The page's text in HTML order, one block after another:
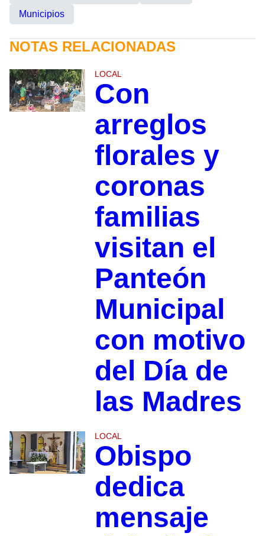
Municipios
NOTAS RELACIONADAS
LOCAL
Con
arreglos
florales y
coronas
familias
visitan el
Panteón
Municipal
con motivo
del Día de
las Madres
LOCAL
Obispo
dedica
mensaje